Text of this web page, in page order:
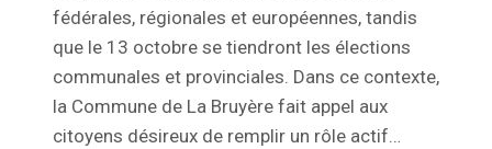
fédérales, régionales et européennes, tandis
que le 13 octobre se tiendront les élections
communales et provinciales. Dans ce contexte,
la Commune de La Bruyère fait appel aux
citoyens désireux de remplir un rôle actif…